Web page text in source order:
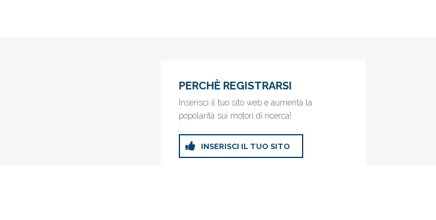
PERCHÈ REGISTRARSI
Inserisci il tuo sito web e aumenta la
popolarità sui motori di ricerca!
INSERISCI IL TUO SITO